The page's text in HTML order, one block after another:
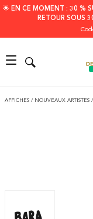
🌟 EN CE MOMENT : 30 %
RETOUR SOUS
AFFICHES / NOUVEAUX ARTISTES /